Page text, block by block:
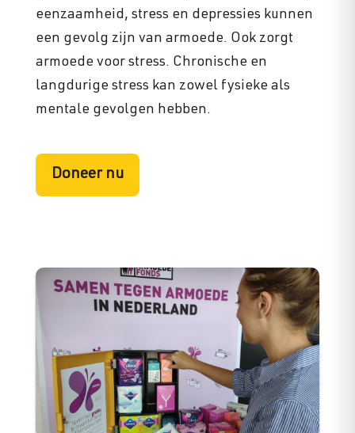
eenzaamheid, stress en depressies kunnen
een gevolg zijn van armoede. Ook zorgt
armoede voor stress. Chronische en
langdurige stress kan zowel fysieke als
mentale gevolgen hebben.
Doneer nu